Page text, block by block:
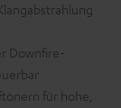
Downfire-
für hohe,